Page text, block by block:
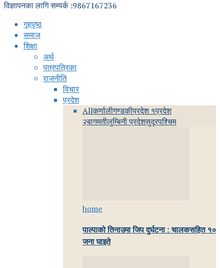
विज्ञापनका लागि सम्पर्क :9867167236
गृहपृष्ठ
समाज
शिक्षा
अर्थ
पत्रपत्रिका
राजनीति
विचार
प्रदेश
Allकर्णालीगण्डकीप्रदेश १प्रदेश
२बागमतीलुम्बिनी प्रदेशसुदूरपश्चिम
home
पाल्पाको तिनाउमा जिप दुर्घटना : चालकसहित १०
जना घाइते